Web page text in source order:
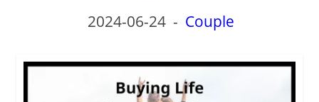
2024-06-24 - Couple